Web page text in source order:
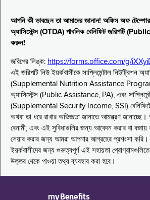
আপনি কী ভাবছেন তা আমাদের জানান! অফিস অফ
অ্যাসিস্টেন্স (OTDA) পাবলিক বেনিফিট জরিপটি
করুন!
জরিপের লিঙ্ক: https://forms.office.com/g/
এই জরিপটি নিউ ইয়র্কবাসীকে সাপ্লিমেন্টাল নিউট্রিশন
(Supplemental Nutrition Assistance
অ্যাসিস্টেন্স (Public Assistance, PA), এবং
(Supplemental Security Income, SSI)
অথবা তা ধরে রাখার অভিজ্ঞতা জানাতে আমন্ত্রণ
বেনামী, এবং এই সুবিধাগুলির জন্য আবেদন করার বা বজায়
শেয়ার করার জন্য আমরা আপনার আগ্রহের প্রশংসা
ইয়র্কবাসীদের জন্য গুরুত্বপূর্ণ এই সহায়তা
উত্তর থেকে পাওয়া তথ্য ব্যবহার করা হবে।
myBenefits